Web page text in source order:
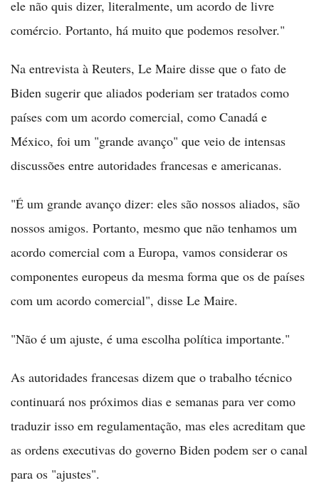
ele não quis dizer, literalmente, um acordo de livre
comércio. Portanto, há muito que podemos resolver."
Na entrevista à Reuters, Le Maire disse que o fato de
Biden sugerir que aliados poderiam ser tratados como
países com um acordo comercial, como Canadá e
México, foi um "grande avanço" que veio de intensas
discussões entre autoridades francesas e americanas.
"É um grande avanço dizer: eles são nossos aliados, são
nossos amigos. Portanto, mesmo que não tenhamos um
acordo comercial com a Europa, vamos considerar os
componentes europeus da mesma forma que os de países
com um acordo comercial", disse Le Maire.
"Não é um ajuste, é uma escolha política importante."
As autoridades francesas dizem que o trabalho técnico
continuará nos próximos dias e semanas para ver como
traduzir isso em regulamentação, mas eles acreditam que
as ordens executivas do governo Biden podem ser o canal
para os "ajustes".